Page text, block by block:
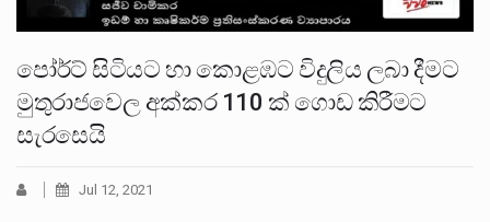
පෝර්ට් සිටියට හා කොළඹට විදුලිය ලබා දීමට
මුතුරාජවෙල අක්කර 110 ක් ගොඩ කිරීමට
සැරසෙයි
Jul 12, 2021